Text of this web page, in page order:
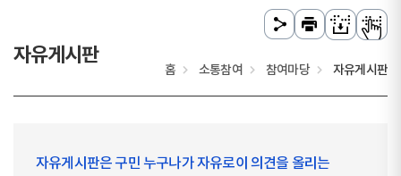
자유게시판
홈 소통참여 참여마당 자유게시판
자유게시판은 구민 누구나가 자유로이 의견을 올리는